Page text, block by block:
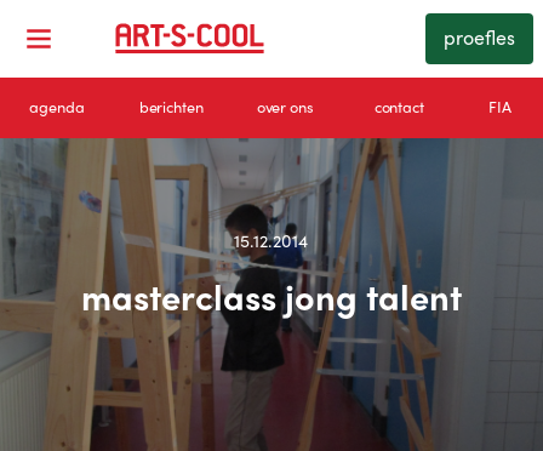
proefles
agenda berichten over ons contact FIA
15.12.2014
masterclass jong talent